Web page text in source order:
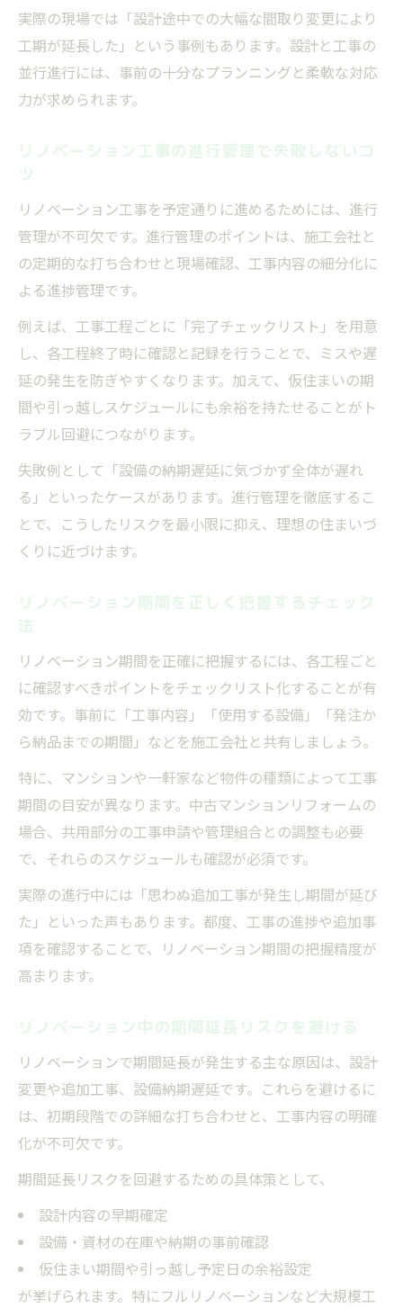
実際の現場では「設計途中での大幅な間取り変更により
工期が延長した」という事例もあります。設計と工事の
並行進行には、事前の十分なプランニングと柔軟な対応
力が求められます。
リノベーション工事の進行管理で失敗しないコ
ツ
リノベーション工事を予定通りに進めるためには、進行
管理が不可欠です。進行管理のポイントは、施工会社と
の定期的な打ち合わせと現場確認、工事内容の細分化に
よる進捗管理です。
例えば、工事工程ごとに「完了チェックリスト」を用意
し、各工程終了時に確認と記録を行うことで、ミスや遅
延の発生を防ぎやすくなります。加えて、仮住まいの期
間や引っ越しスケジュールにも余裕を持たせることがト
ラブル回避につながります。
失敗例として「設備の納期遅延に気づかず全体が遅れ
る」といったケースがあります。進行管理を徹底するこ
とで、こうしたリスクを最小限に抑え、理想の住まいづ
くりに近づけます。
リノベーション期間を正しく把握するチェック
法
リノベーション期間を正確に把握するには、各工程ごと
に確認すべきポイントをチェックリスト化することが有
効です。事前に「工事内容」「使用する設備」「発注か
ら納品までの期間」などを施工会社と共有しましょう。
特に、マンションや一軒家など物件の種類によって工事
期間の目安が異なります。中古マンションリフォームの
場合、共用部分の工事申請や管理組合との調整も必要
で、それらのスケジュールも確認が必須です。
実際の進行中には「思わぬ追加工事が発生し期間が延び
た」といった声もあります。都度、工事の進捗や追加事
項を確認することで、リノベーション期間の把握精度が
高まります。
リノベーション中の期間延長リスクを避ける
リノベーションで期間延長が発生する主な原因は、設計
変更や追加工事、設備納期遅延です。これらを避けるに
は、初期段階での詳細な打ち合わせと、工事内容の明確
化が不可欠です。
期間延長リスクを回避するための具体策として、
設計内容の早期確定
設備・資材の在庫や納期の事前確認
仮住まい期間や引っ越し予定日の余裕設定
が挙げられます。特にフルリノベーションなど大規模工